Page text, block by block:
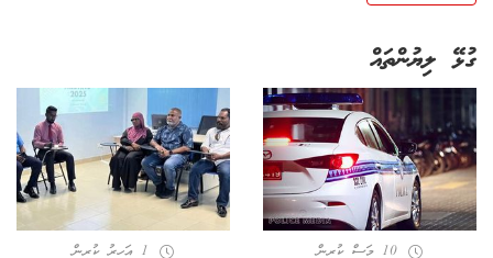
ގުޅޭ ލިޔުންތައް
10 މަސް ކުރިން 1 އަހރު ކުރިން